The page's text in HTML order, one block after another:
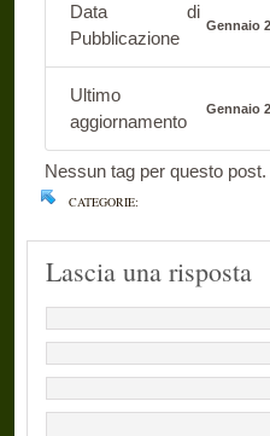
Data di
Pubblicazione
Gennaio
Ultimo
aggiornamento
Gennaio
Nessun tag per questo post.
CATEGORIE:
Lascia una risposta